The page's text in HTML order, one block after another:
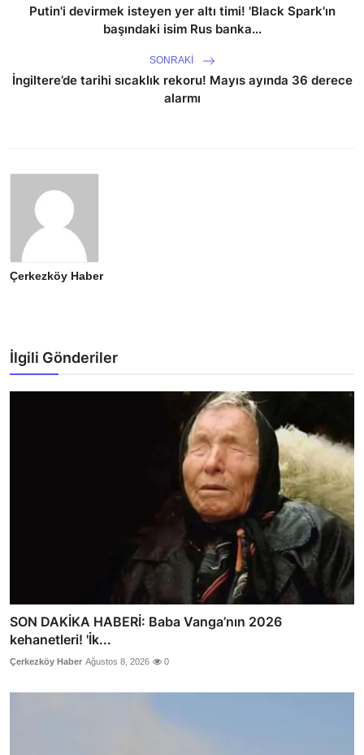
Putin'i devirmek isteyen yer altı timi! 'Black Spark'ın
başındaki isim Rus banka...
SONRAKI
İngiltere’de tarihi sıcaklık rekoru! Mayıs ayında 36 derece
alarmı
Çerkezköy Haber
İlgili Gönderiler
SON DAKİKA HABERİ: Baba Vanga’nın 2026
kehanetleri! 'İk...
Çerkezköy Haber Ağustos 8, 2026 0